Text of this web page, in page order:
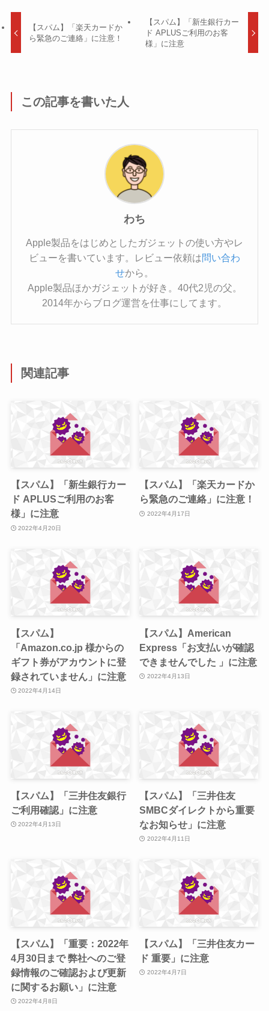
【スパム】「楽天カードか
ら緊急のご連絡」に注意！
【スパム】「新生銀行カー
ド APLUSご利用のお客
様」に注意
この記事を書いた人
わち
Apple製品をはじめとしたガジェットの使い方やレ
ビューを書いています。レビュー依頼は問い合わ
せから。
Apple製品ほかガジェットが好き。40代2児の父。
2014年からブログ運営を仕事にしてます。
関連記事
【スパム】「新生銀行カー
ド APLUSご利用のお客
様」に注意
2022年4月20日
【スパム】「楽天カードか
ら緊急のご連絡」に注意！
2022年4月17日
【スパム】
「Amazon.co.jp 様からの
ギフト券がアカウントに登
録されていません」に注意
2022年4月14日
【スパム】American
Express「お支払いが確認
できませんでした 」に注意
2022年4月13日
【スパム】「三井住友銀行
ご利用確認」に注意
2022年4月13日
【スパム】「三井住友
SMBCダイレクトから重要
なお知らせ」に注意
2022年4月11日
【スパム】「重要：2022年
4月30日まで 弊社へのご登
録情報のご確認および更新
に関するお願い」に注意
2022年4月8日
【スパム】「三井住友カー
ド 重要」に注意
2022年4月7日